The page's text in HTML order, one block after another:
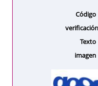
Código
verificación
Texto
imagen